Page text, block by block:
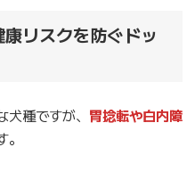
リスクを防ぐドッ
種ですが、 胃捻転や白内障